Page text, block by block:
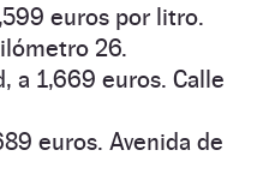
euros por litro.
26.
a 1,669 euros. Calle
euros. Avenida de